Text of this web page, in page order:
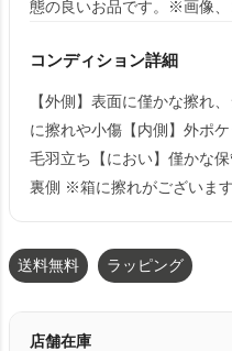
態の良いお品です。※画像、
コンディション詳細
【外側】表面に僅かな擦れ
に擦れや小傷【内側】外ポ
毛羽立ち【におい】僅かな
裏側 ※箱に擦れがございます
送料無料 ラッピング
店舗在庫